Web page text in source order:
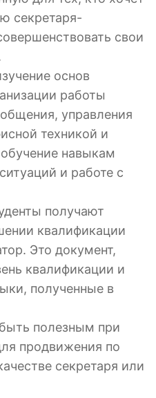
секретаря-
свои
основ
работы
управления
техникой и
навыкам
и работе с
получают
квалификации
Это документ,
квалификации и
полученные в
полезным при
продвижения по
секретаря или